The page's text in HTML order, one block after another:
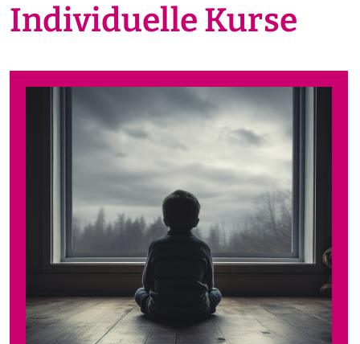
Individuelle Kurse